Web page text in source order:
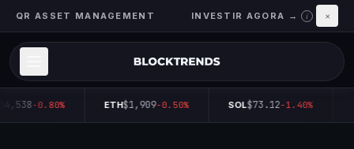
QR ASSET MANAGEMENT INVESTIR AGORA → i ×
-0.80% ETH$1,909-0.50% SOL$73.12-1.40%